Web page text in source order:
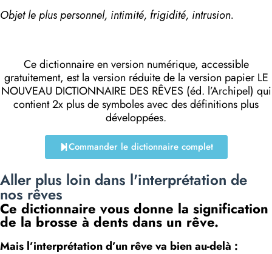
Objet le plus personnel, intimité, frigidité, intrusion.
Ce dictionnaire en version numérique, accessible
gratuitement, est la version réduite de la version papier LE
NOUVEAU DICTIONNAIRE DES RÊVES (éd. l’Archipel) qui
contient 2x plus de symboles avec des définitions plus
développées.
Commander le dictionnaire complet
Aller plus loin dans l'interprétation de
nos rêves
Ce dictionnaire vous donne la signification
de la brosse à dents dans un rêve.
Mais l’interprétation d’un rêve va bien au-delà :